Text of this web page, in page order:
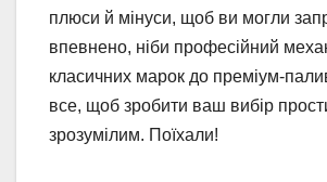
плюси й мінуси, щоб ви могли
впевнено, ніби професійний
класичних марок до преміум-
все, щоб зробити ваш вибір
зрозумілим. Поїхали!